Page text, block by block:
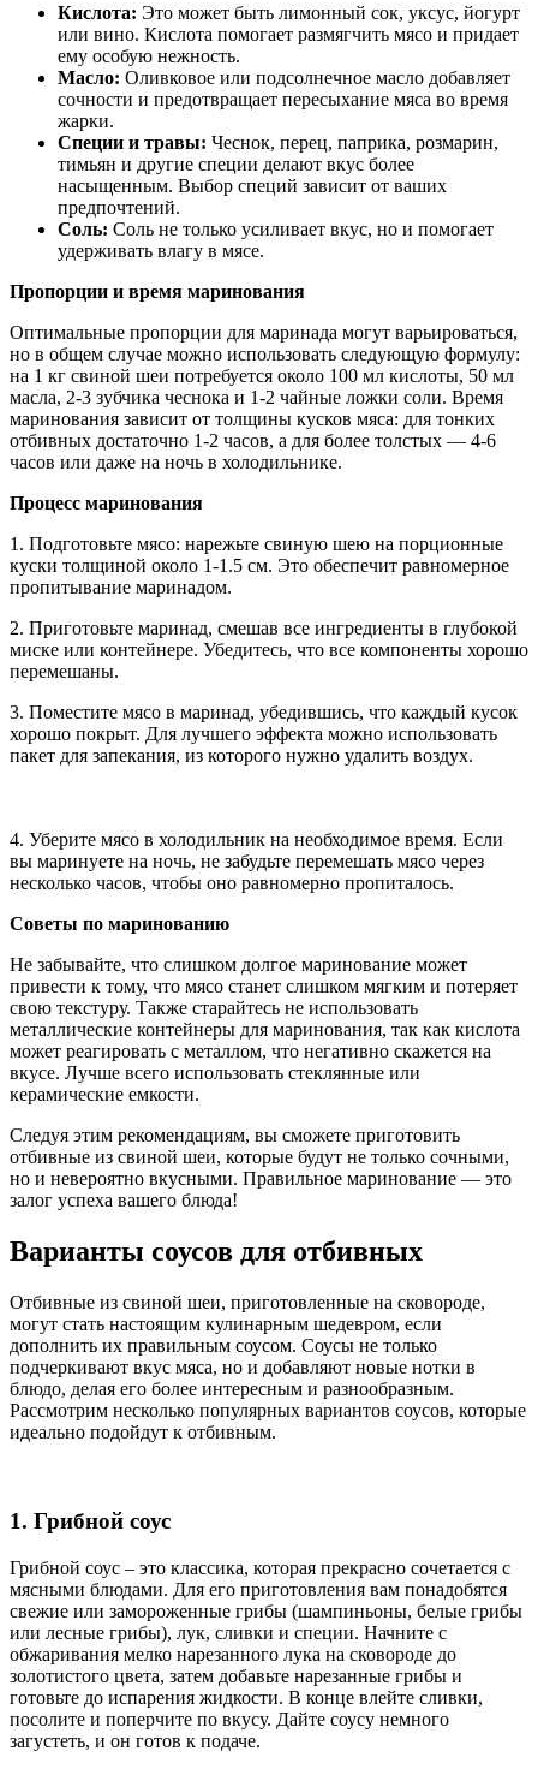
Кислота: Это может быть лимонный сок, уксус, йогурт
или вино. Кислота помогает размягчить мясо и придает
ему особую нежность.
Масло: Оливковое или подсолнечное масло добавляет
сочности и предотвращает пересыхание мяса во время
жарки.
Специи и травы: Чеснок, перец, паприка, розмарин,
тимьян и другие специи делают вкус более
насыщенным. Выбор специй зависит от ваших
предпочтений.
Соль: Соль не только усиливает вкус, но и помогает
удерживать влагу в мясе.
Пропорции и время маринования
Оптимальные пропорции для маринада могут варьироваться,
но в общем случае можно использовать следующую формулу:
на 1 кг свиной шеи потребуется около 100 мл кислоты, 50 мл
масла, 2-3 зубчика чеснока и 1-2 чайные ложки соли. Время
маринования зависит от толщины кусков мяса: для тонких
отбивных достаточно 1-2 часов, а для более толстых — 4-6
часов или даже на ночь в холодильнике.
Процесс маринования
1. Подготовьте мясо: нарежьте свиную шею на порционные
куски толщиной около 1-1.5 см. Это обеспечит равномерное
пропитывание маринадом.
2. Приготовьте маринад, смешав все ингредиенты в глубокой
миске или контейнере. Убедитесь, что все компоненты хорошо
перемешаны.
3. Поместите мясо в маринад, убедившись, что каждый кусок
хорошо покрыт. Для лучшего эффекта можно использовать
пакет для запекания, из которого нужно удалить воздух.
4. Уберите мясо в холодильник на необходимое время. Если
вы маринуете на ночь, не забудьте перемешать мясо через
несколько часов, чтобы оно равномерно пропиталось.
Советы по маринованию
Не забывайте, что слишком долгое маринование может
привести к тому, что мясо станет слишком мягким и потеряет
свою текстуру. Также старайтесь не использовать
металлические контейнеры для маринования, так как кислота
может реагировать с металлом, что негативно скажется на
вкусе. Лучше всего использовать стеклянные или
керамические емкости.
Следуя этим рекомендациям, вы сможете приготовить
отбивные из свиной шеи, которые будут не только сочными,
но и невероятно вкусными. Правильное маринование — это
залог успеха вашего блюда!
Варианты соусов для отбивных
Отбивные из свиной шеи, приготовленные на сковороде,
могут стать настоящим кулинарным шедевром, если
дополнить их правильным соусом. Соусы не только
подчеркивают вкус мяса, но и добавляют новые нотки в
блюдо, делая его более интересным и разнообразным.
Рассмотрим несколько популярных вариантов соусов, которые
идеально подойдут к отбивным.
1. Грибной соус
Грибной соус – это классика, которая прекрасно сочетается с
мясными блюдами. Для его приготовления вам понадобятся
свежие или замороженные грибы (шампиньоны, белые грибы
или лесные грибы), лук, сливки и специи. Начните с
обжаривания мелко нарезанного лука на сковороде до
золотистого цвета, затем добавьте нарезанные грибы и
готовьте до испарения жидкости. В конце влейте сливки,
посолите и поперчите по вкусу. Дайте соусу немного
загустеть, и он готов к подаче.